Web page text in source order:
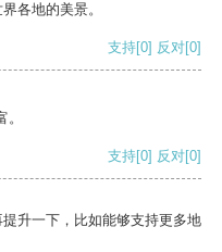
各地的美景。
支持[0] 反对[0]
支持[0] 反对[0]
升一下，比如能够支持更多地